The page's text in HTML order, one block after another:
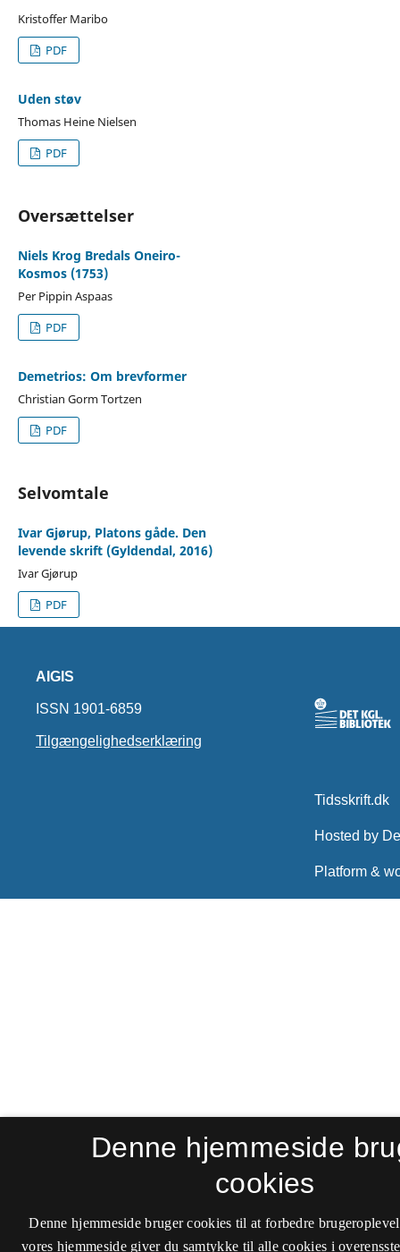
Kristoffer Maribo
PDF
Uden støv
Thomas Heine Nielsen
PDF
Oversættelser
Niels Krog Bredals Oneiro-
Kosmos (1753)
Per Pippin Aspaas
PDF
Demetrios: Om brevformer
Christian Gorm Tortzen
PDF
Selvomtale
Ivar Gjørup, Platons gåde. Den
levende skrift (Gyldendal, 2016)
Ivar Gjørup
PDF
AIGIS
ISSN 1901-6859
Tilgængelighedserklæring
Denne hjemmeside
cookies
Denne hjemmeside bruger cookies til at forbedre
vores hjemmeside giver du samtykke til alle cookies i